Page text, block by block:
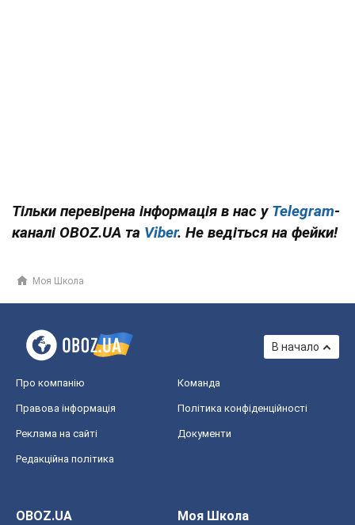
Тільки перевірена інформація в нас у Telegram-
каналі OBOZ.UA та Viber. Не ведіться на фейки!
Моя Школа
В начало
Про компанію Команда
Правова інформація Політика конфіденційності
Реклама на сайті Документи
Редакційна політика
OBOZ.UA
Моя Школа